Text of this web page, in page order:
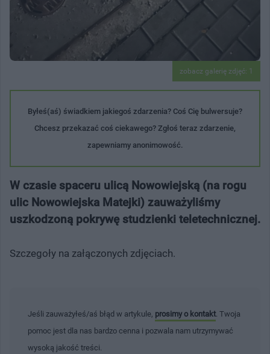
zobacz galerię zdjęć: 1
Byłeś(aś) świadkiem jakiegoś zdarzenia? Coś Cię bulwersuje?
Chcesz przekazać coś ciekawego? Zgłoś teraz zdarzenie,
zapewniamy anonimowość.
W czasie spaceru ulicą Nowowiejską (na rogu
ulic Nowowiejska Matejki) zauważyliśmy
uszkodzoną pokrywę studzienki teletechnicznej.
Szczegoły na załączonych zdjęciach.
Jeśli zauważyłeś/aś błąd w artykule, prosimy o kontakt . Twoja
pomoc jest dla nas bardzo cenna i pozwala nam utrzymywać
wysoką jakość treści.